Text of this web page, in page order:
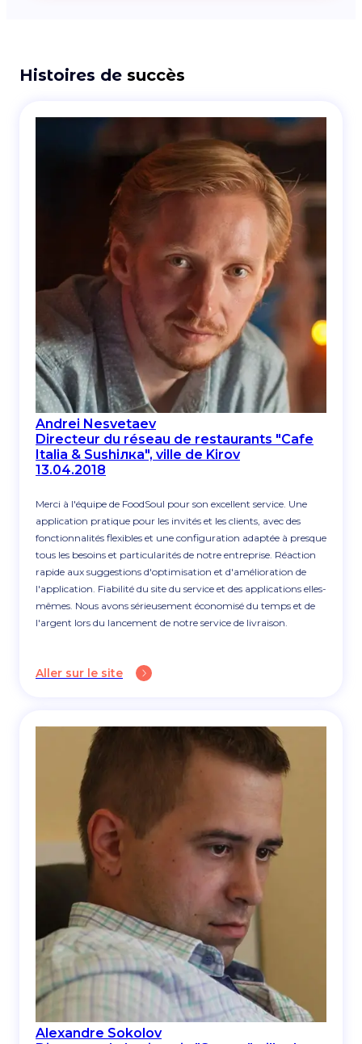
Histoires de succès
Andrei Nesvetaev
Directeur du réseau de restaurants "Cafe
Italia & Sushiлка", ville de Kirov
13.04.2018
Merci à l'équipe de FoodSoul pour son excellent service. Une
application pratique pour les invités et les clients, avec des
fonctionnalités flexibles et une configuration adaptée à presque
tous les besoins et particularités de notre entreprise. Réaction
rapide aux suggestions d'optimisation et d'amélioration de
l'application. Fiabilité du site du service et des applications elles-
mêmes. Nous avons sérieusement économisé du temps et de
l'argent lors du lancement de notre service de livraison.
Aller sur le site
Alexandre Sokolov